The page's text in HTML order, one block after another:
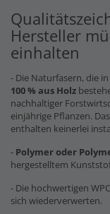
Hersteller
einhalten
- Die Naturfasern, die
100 % aus Holz
nachhaltiger
einjährige Pflanzen.
enthalten keinerlei
- Polymer oder
hergestelltem
- Die hochwertigen
sich wiederverwerten.